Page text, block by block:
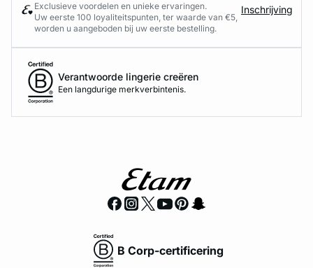
Exclusieve voordelen en unieke ervaringen.
Uw eerste 100 loyaliteitspunten, ter waarde van €5,
worden u aangeboden bij uw eerste bestelling.
Inschrijving
Verantwoorde lingerie creëren
Een langdurige merkverbintenis.
B Corp-certificering